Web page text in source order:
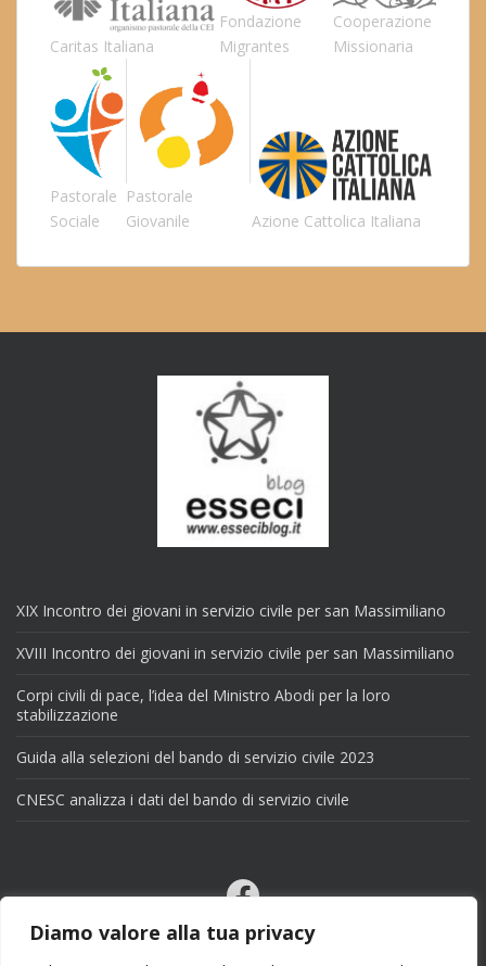
Diamo valore alla tua privacy
Caritas Italiana
Fondazione
Migrantes
Cooperazione
Missionaria
Pastorale
Sociale
Pastorale
Giovanile
Azione Cattolica Italiana
XIX Incontro dei giovani in servizio civile per san Massimiliano
XVIII Incontro dei giovani in servizio civile per san Massimiliano
Corpi civili di pace, l’idea del Ministro Abodi per la loro
stabilizzazione
Guida alla selezioni del bando di servizio civile 2023
CNESC analizza i dati del bando di servizio civile
Facebook
Email